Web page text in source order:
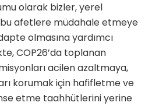
olarak bizler, yerel
afetlere müdahale etmeye
olmasına yardımcı
COP26’da toplanan
acilen azaltmaya,
korumak için hafifletme ve
etme taahhütlerini yerine